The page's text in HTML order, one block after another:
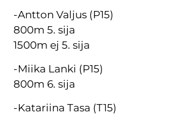
-Antton Valjus (P15)
800m 5. sija
1500m ej 5. sija
-Miika Lanki (P15)
800m 6. sija
-Katariina Tasa (T15)